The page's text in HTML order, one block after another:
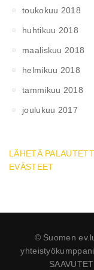
toukokuu 2018
huhtikuu 2018
maaliskuu 2018
helmikuu 2018
tammikuu 2018
joulukuu 2017
LÄHETÄ
EVÄSTEET
© Suomen